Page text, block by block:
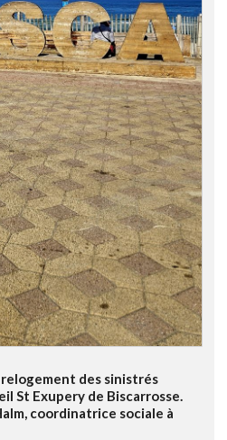
des sinistrés
St Exupery de Biscarrosse.
coordinatrice sociale à